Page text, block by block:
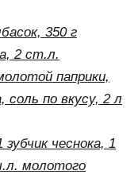
350 г
2 ст.л.
паприки,
соль по вкусу, 2 л
чеснока, 1
молотого